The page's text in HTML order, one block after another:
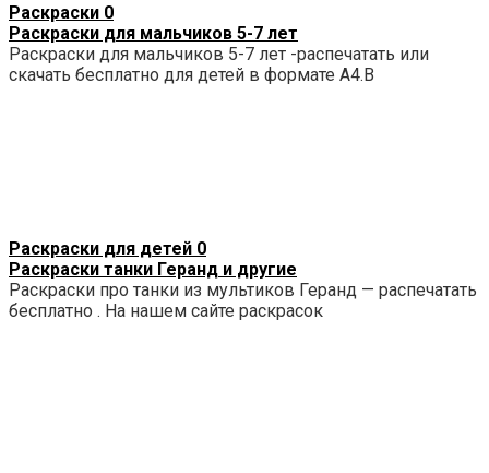
Раскраски 0
Раскраски для мальчиков 5-7 лет
Раскраски для мальчиков 5-7 лет -распечатать или
скачать бесплатно для детей в формате А4.В
Раскраски для детей 0
Раскраски танки Геранд и другие
Раскраски про танки из мультиков Геранд — распечатать
бесплатно . На нашем сайте раскрасок